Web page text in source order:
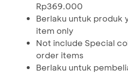
Rp369.000
Berlaku untuk produk
item only
Not include Special
order items
Berlaku untuk